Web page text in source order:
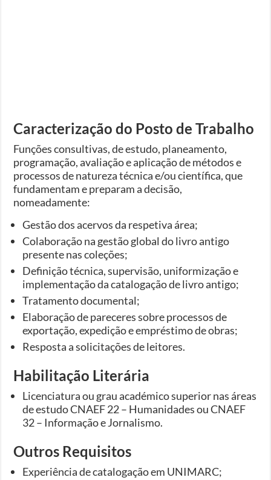
Caracterização do Posto de Trabalho
Funções consultivas, de estudo, planeamento,
programação, avaliação e aplicação de métodos e
processos de natureza técnica e/ou científica, que
fundamentam e preparam a decisão,
nomeadamente:
Gestão dos acervos da respetiva área;
Colaboração na gestão global do livro antigo
presente nas coleções;
Definição técnica, supervisão, uniformização e
implementação da catalogação de livro antigo;
Tratamento documental;
Elaboração de pareceres sobre processos de
exportação, expedição e empréstimo de obras;
Resposta a solicitações de leitores.
Habilitação Literária
Licenciatura ou grau académico superior nas áreas
de estudo CNAEF 22 – Humanidades ou CNAEF
32 – Informação e Jornalismo.
Outros Requisitos
Experiência de catalogação em UNIMARC;